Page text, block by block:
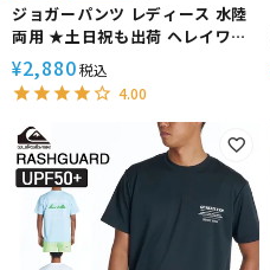
ジョガーパンツ レディース 水陸
両用 ★土日祝も出荷 ヘレイワホ
ラッシュガード 大人 きれいめ ヨ
ガパンツ リラックス ルームパン
ツ かわいい 夏 海 プール 接触 冷
感 無地 黒 ヨガ ウェア 仕事 動き
やすい
¥2,880税込
4.00